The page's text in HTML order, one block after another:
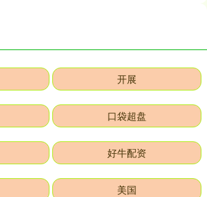
开展
口袋超盘
好牛配资
美国